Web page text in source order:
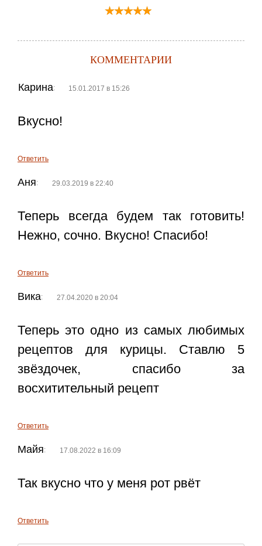
КОММЕНТАРИИ
Карина: 15.01.2017 в 15:26
Вкусно!
Ответить
Аня: 29.03.2019 в 22:40
Теперь всегда будем так готовить!
Нежно, сочно. Вкусно! Спасибо!
Ответить
Вика: 27.04.2020 в 20:04
Теперь это одно из самых любимых
рецептов для курицы. Ставлю 5
звёздочек, спасибо за
восхитительный рецепт
Ответить
Майя: 17.08.2022 в 16:09
Так вкусно что у меня рот рвёт
Ответить